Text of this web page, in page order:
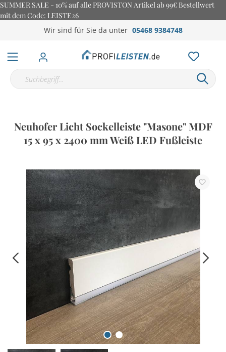
SUMMER SALE - 10% auf alle PROVISTON Artikel ab 99€ Bestellwert
mit dem Code: LEISTE26
Wir sind für Sie da unter 05468 9384748
Neuhofer Licht Sockelleiste "Masone" MDF
15 x 95 x 2400 mm Weiß LED Fußleiste